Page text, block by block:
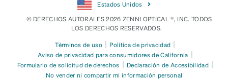
Estados Unidos
© DERECHOS AUTORALES 2026 ZENNI OPTICAL ®, INC. TODOS
LOS DERECHOS RESERVADOS.
Términos de uso | Política de privacidad |
Aviso de privacidad para consumidores de California |
Formulario de solicitud de derechos | Declaración de Accesibilidad |
No vender ni compartir mi información personal